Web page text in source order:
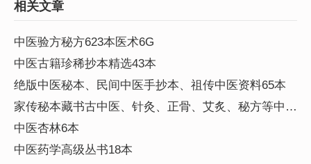
相关文章
中医验方秘方623本医术6G
中医古籍珍稀抄本精选43本
绝版中医秘本、民间中医手抄本、祖传中医资料65本
家传秘本藏书古中医、针灸、正骨、艾炙、秘方等中医
资料245本
中医杏林6本
中医药学高级丛书18本